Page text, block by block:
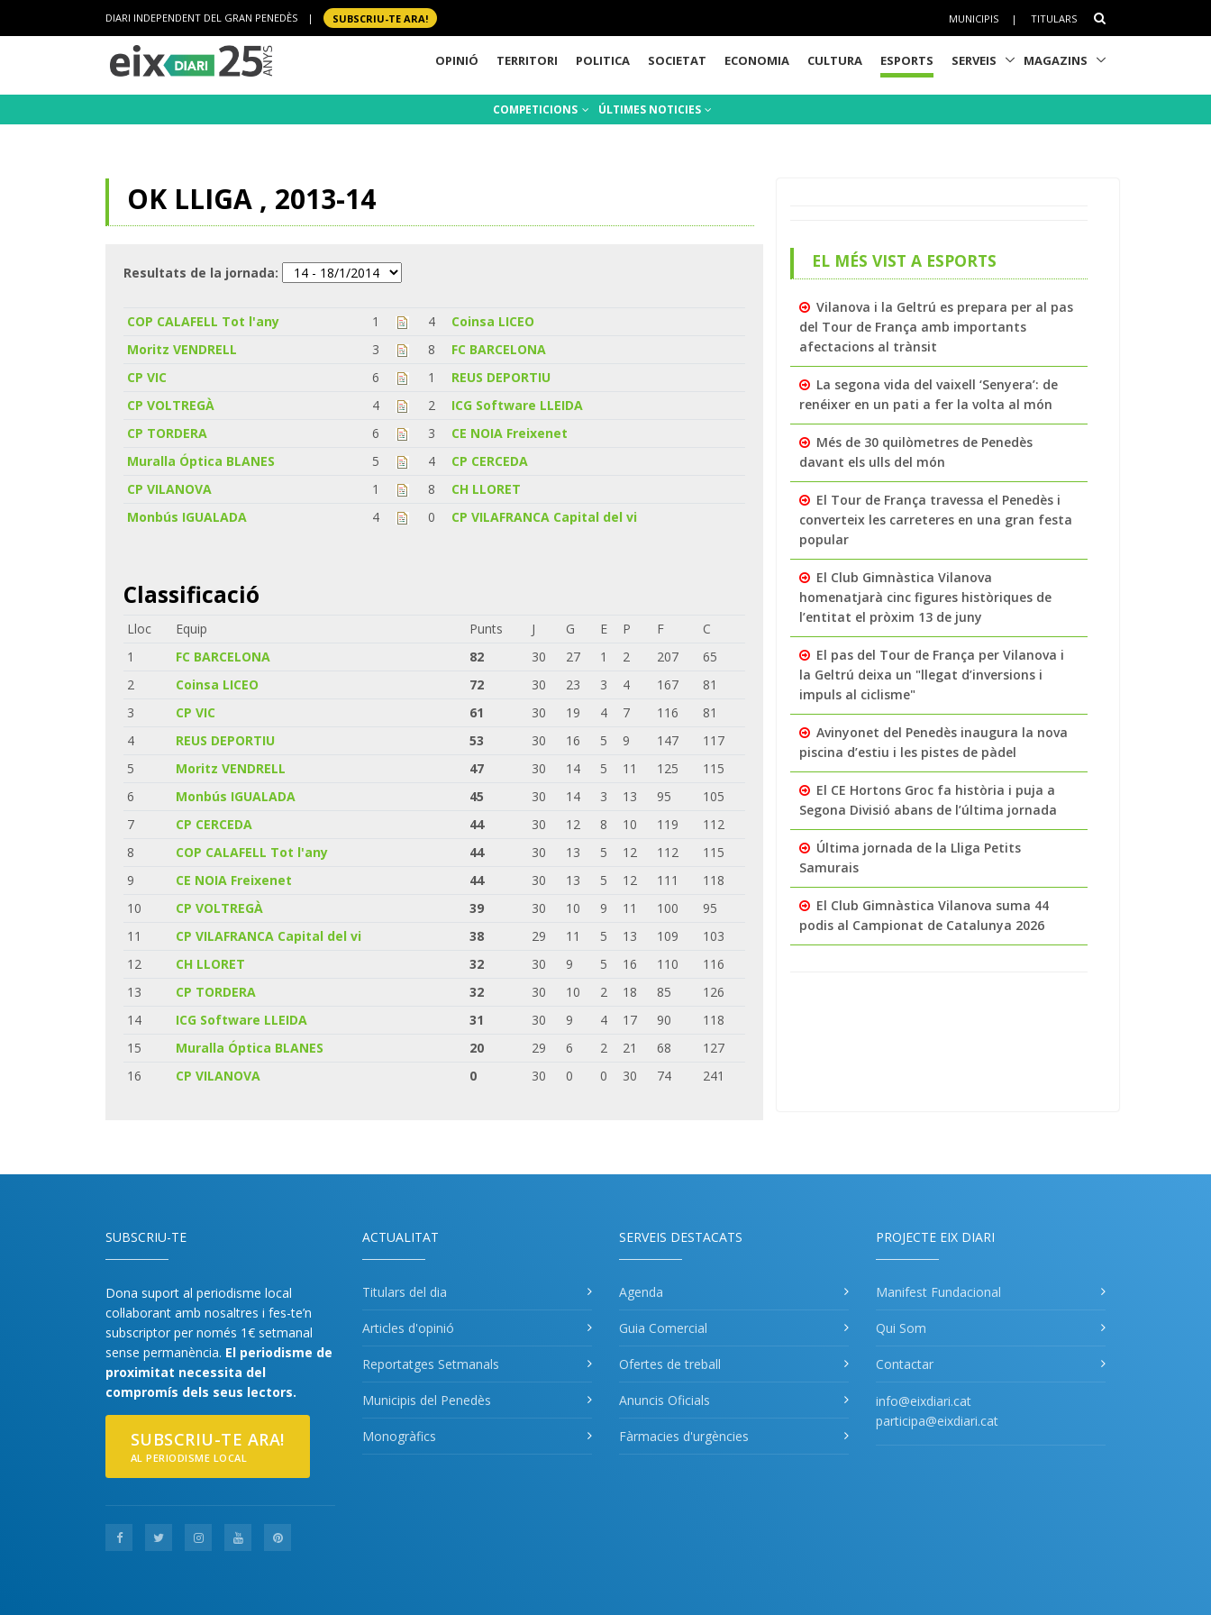
DIARI INDEPENDENT DEL GRAN PENEDÈS | SUBSCRIU-TE ARA! MUNICIPIS | TITULARS
OPINIÓ TERRITORI POLITICA SOCIETAT ECONOMIA CULTURA ESPORTS SERVEIS MAGAZINS
COMPETICIONS ÚLTIMES NOTICIES
OK LLIGA , 2013-14
Resultats de la jornada:
COP CALAFELL Tot l'any 1 4
Coinsa LICEO
Moritz VENDRELL
3 8
FC BARCELONA
CP VIC
6 1
REUS DEPORTIU
CP VOLTREGÀ
4 2
ICG Software LLEIDA
CP TORDERA
6 3
CE NOIA Freixenet
Muralla Óptica BLANES
5 4
CP CERCEDA
CP VILANOVA
1 8
CH LLORET
Monbús IGUALADA
4 0 CP VILAFRANCA Capital del vi
Classificació
Lloc Equip Punts J G E P F
C
1
FC BARCELONA 82 30 27 1 2 207
65
2
Coinsa LICEO 72 30 23 3 4 167
81
3
CP VIC 61 30 19 4 7 116
81
4
REUS DEPORTIU 53 30 16 5 9 147
117
5
Moritz VENDRELL 47 30 14 5 11 125
115
6
Monbús IGUALADA 45 30 14 3 13 95
105
7
CP CERCEDA 44 30 12 8 10 119
112
8
COP CALAFELL Tot l'any 44 30 13 5 12 112
115
9
CE NOIA Freixenet 44 30 13 5 12 111
118
10
CP VOLTREGÀ 39 30 10 9 11 100
95
11
CP VILAFRANCA Capital del vi 38 29 11 5 13 109
103
12
CH LLORET 32 30 9 5 16 110
116
13
CP TORDERA 32 30 10 2 18 85
126
14
ICG Software LLEIDA 31 30 9 4 17 90
118
15
Muralla Óptica BLANES 20 29 6 2 21 68
127
16
CP VILANOVA 0 30 0 0 30 74 241
EL MÉS VIST A ESPORTS
Vilanova i la Geltrú es prepara per al pas
del Tour de França amb importants
afectacions al trànsit
La segona vida del vaixell ‘Senyera’: de
renéixer en un pati a fer la volta al món
Més de 30 quilòmetres de Penedès
davant els ulls del món
El Tour de França travessa el Penedès i
converteix les carreteres en una gran festa
popular
El Club Gimnàstica Vilanova
homenatjarà cinc figures històriques de
l’entitat el pròxim 13 de juny
El pas del Tour de França per Vilanova i
la Geltrú deixa un "llegat d’inversions i
impuls al ciclisme"
Avinyonet del Penedès inaugura la nova
piscina d’estiu i les pistes de pàdel
El CE Hortons Groc fa història i puja a
Segona Divisió abans de l’última jornada
Última jornada de la Lliga Petits
Samurais
El Club Gimnàstica Vilanova suma 44
podis al Campionat de Catalunya 2026
SUBSCRIU-TE
Dona suport al periodisme local
col·laborant amb nosaltres i fes-te’n
subscriptor per només 1€ setmanal
sense permanència. El periodisme de
proximitat necessita del
compromís dels seus lectors.
SUBSCRIU-TE ARA!
AL PERIODISME LOCAL
ACTUALITAT
Titulars del dia
Articles d'opinió
Reportatges Setmanals
Municipis del Penedès
Monogràfics
SERVEIS DESTACATS
Agenda
Guia Comercial
Ofertes de treball
Anuncis Oficials
Fàrmacies d'urgències
PROJECTE EIX DIARI
Manifest Fundacional
Qui Som
Contactar
info@eixdiari.cat
participa@eixdiari.cat